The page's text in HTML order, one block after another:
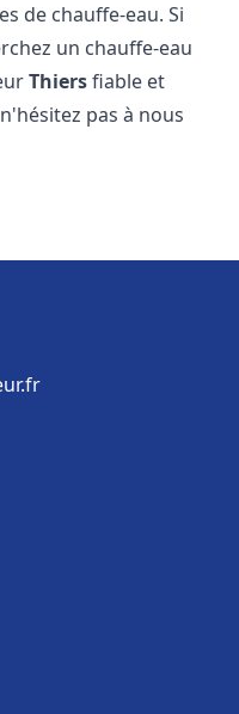
de chauffe-eau. Si
un chauffe-eau
Thiersfiable et
pas à nous